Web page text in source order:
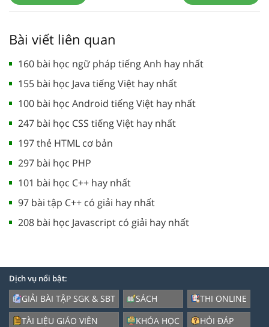
Bài viết liên quan
160 bài học ngữ pháp tiếng Anh hay nhất
155 bài học Java tiếng Việt hay nhất
100 bài học Android tiếng Việt hay nhất
247 bài học CSS tiếng Việt hay nhất
197 thẻ HTML cơ bản
297 bài học PHP
101 bài học C++ hay nhất
97 bài tập C++ có giải hay nhất
208 bài học Javascript có giải hay nhất
Dịch vụ nổi bật:
GIẢI BÀI TẬP SGK & SBT
TÀI LIỆU GIÁO VIÊN
SÁCH
KHÓA HỌC
THI ONLINE
HỎI ĐÁP